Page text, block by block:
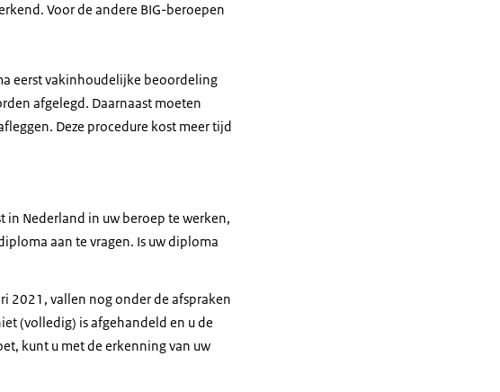
Voor de andere BIG-beroepen
eerst vakinhoudelijke beoordeling
afgelegd. Daarnaast moeten
Deze procedure kost meer tijd
in Nederland in uw beroep te werken,
aan te vragen. Is uw diploma
2021, vallen nog onder de afspraken
(volledig) is afgehandeld en u de
kunt u met de erkenning van uw